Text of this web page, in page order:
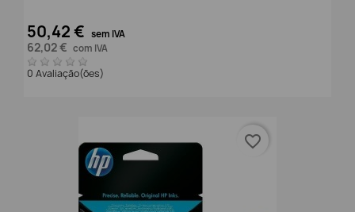
50,42 € sem IVA
62,02 € com IVA
0 Avaliação(ões)
favorite_border